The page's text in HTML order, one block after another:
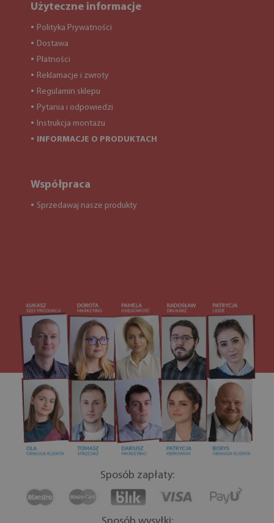
Użyteczne informacje
● Polityka Prywatności
● Dostawa
● Płatności
● Reklamacje i zwroty
● Regulamin sklepu
● Pytania i odpowiedzi
● Instrukcja montażu
● INFORMACJE O PRODUKTACH
Współpraca
● Sprzedawaj nasze produkty
Sposób zapłaty: